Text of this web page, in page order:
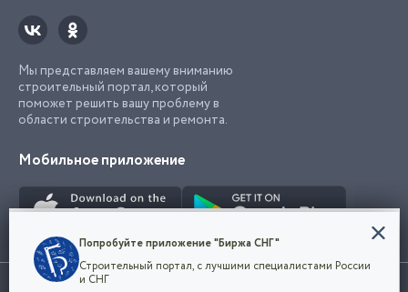
Мы представляем вашему вниманию
строительный портал, который
поможет решить вашу проблему в
области строительства и ремонта.
Мобильное приложение
Использование сайта, в том числе подача объявлений, означает
Конфиденциальность
Мы используем файлы cookie, чтобы сделать
наш сайт удобным для каждого
Попробуйте приложение "Биржа СНГ"
Строительный портал, с лучшими специалистами России
и СНГ